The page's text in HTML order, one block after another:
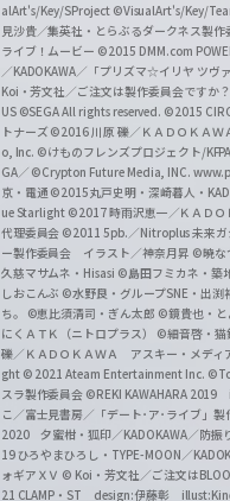
alArt's/Key/SProject ©VisualArt's/Key/
見沙貴／集英社・とらぶるダークネス製作
ライブ！ムービー ©2015 DMM.com
／KADOKAWA／「プリズマ☆イリヤ ツヴ
Koi・芳文社／ご注文は製作委員会ですか
US ©SEGA All rights reserved. ©2015
トナーズ©2016 川原 礫／ＫＡＤＯＫＡＷ
o, Inc. ©けものフレンズプロジェクト/KFPA
GA／ ©Crypton Future Media, INC.
京・電通 ©2015丸戸史明・深崎暮人・
ue Starlight ©2017 時雨沢恵一／ＫＡＤ
代理委員会 ©2011 5pb.／Nitroplus 未来ガ
ー製作委員会 イラスト／神奈月昇 ©暁な
久慈マサムネ・Hisasi ©島田フミカネ・築
しおこんぶ ©水野良・グループSNE・出渕
ち。
©恵比須清司・ぎん太郎 ©鏡貴也・と
にくＡＴＫ（ニトロプラス） ©細音啓・猫
礫／ＫＡＤＯＫＡＷＡ アスキー・メディ
ght © 2021 Ateam Entertainment Inc.
スラ製作委員会 ©REKI KAWAHARA
こ／富士見書房／「デート･ア･ライブ」製
2020 夕蜜柑・狐印／KADOKAWA／防振
19 ひろやまひろし・TYPE-MOON／
ォギアＸＶ © Koi・芳文社／ご注文は
21 CLAMP・ST design:伊藤彰